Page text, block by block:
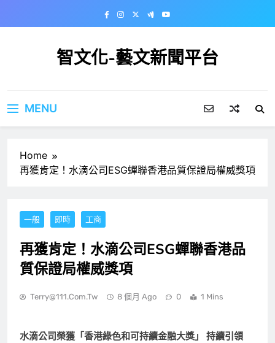
智文化-藝文新聞平台
MENU
Home
再獲肯定！水滴公司ESG蟬聯香港品質保證局權威獎項
一般 即時 工商
再獲肯定！水滴公司ESG蟬聯香港品
質保證局權威獎項
Terry@111.com.tw 8 個月 Ago 0 1 Mins
水滴公司榮獲 「香港綠色和可持續金融大獎」
持續引領